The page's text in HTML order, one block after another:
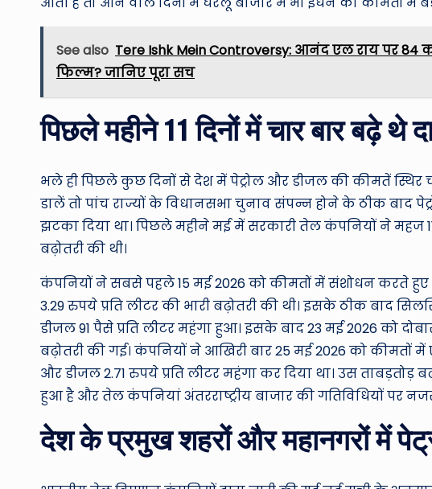
See also Tere Ishk Mein Controversy: आनंद एल राय पर
फिल्म? जानिए पूरा सच
पिछले महीने 11 दिनों में चार बार बढ़े
भले ही पिछले कुछ दिनों से देश में पेट्रोल और डीजल की कीमतें स्थिर
डालें तो पांच राज्यों के विधानसभा चुनाव संपन्न होने के ठीक बाद
झटका दिया था। पिछले महीने मई में सरकारी तेल कंपनियों ने महज
बढ़ोतरी की थी।
कंपनियों ने सबसे पहले 15 मई 2026 को कीमतों में संशोधन करते
3.29 रुपये प्रति लीटर की भारी बढ़ोतरी की थी। इसके ठीक बाद
डीजल 91 पैसे प्रति लीटर महंगा हुआ। इसके बाद 23 मई 2026 को
बढ़ोतरी की गई। कंपनियों ने आखिरी बार 25 मई 2026 को कीमतों
और डीजल 2.71 रुपये प्रति लीटर महंगा कर दिया था। उस ताबड़तोड़
हुआ है और तेल कंपनियां अंतरराष्ट्रीय बाजार की गतिविधियों पर
देश के प्रमुख शहरों और महानगरों में